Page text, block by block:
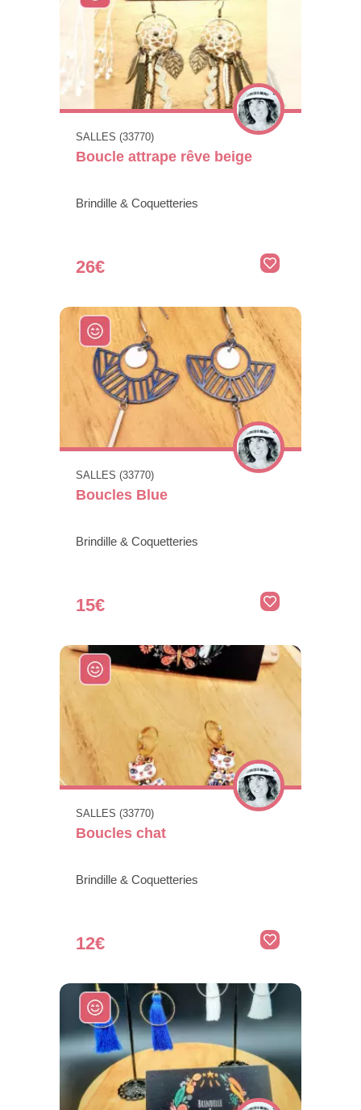
SALLES (33770)
Boucle attrape rêve beige
Brindille & Coquetteries
26€
SALLES (33770)
Boucles Blue
Brindille & Coquetteries
15€
SALLES (33770)
Boucles chat
Brindille & Coquetteries
12€